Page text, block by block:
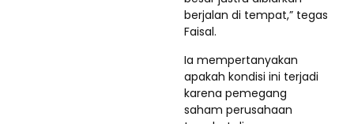
berjalan di tempat,” tegas
Faisal.
Ia mempertanyakan
apakah kondisi ini terjadi
karena pemegang
saham perusahaan